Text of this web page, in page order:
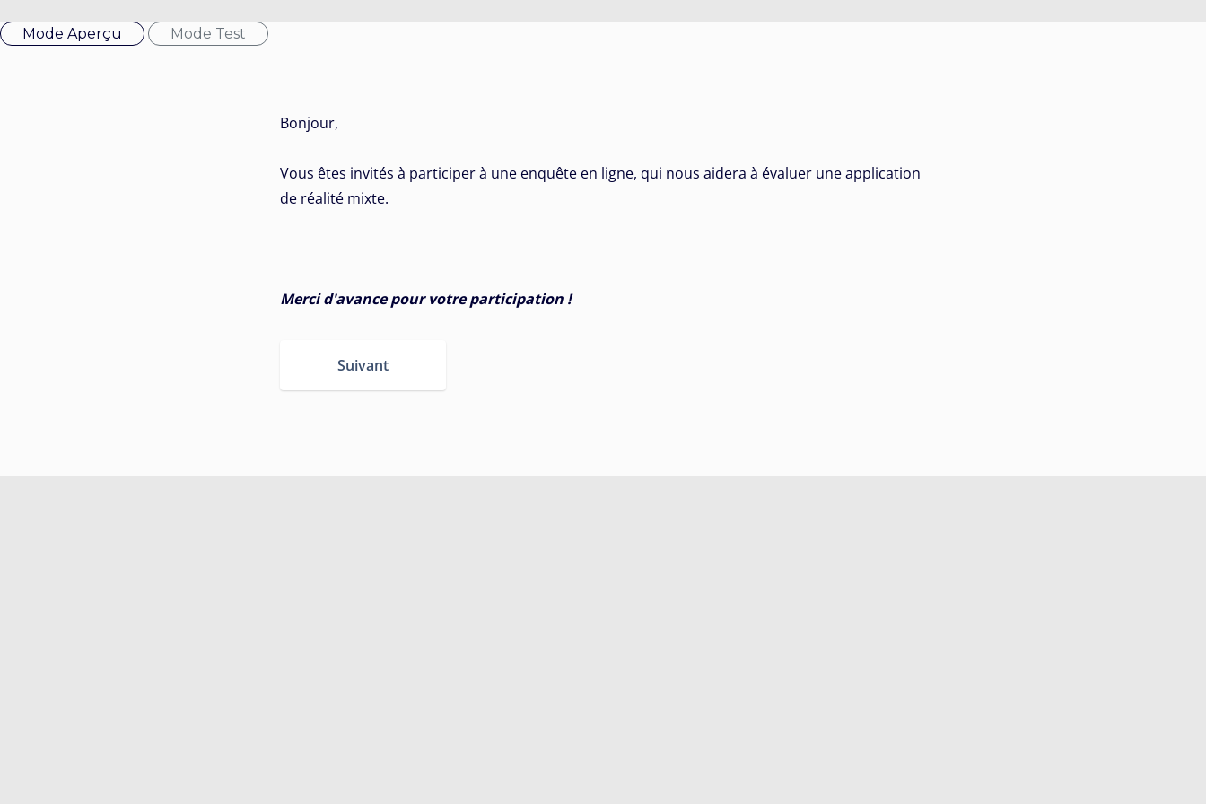
Mode Aperçu Mode Test
Bonjour,
Vous êtes invités à participer à une enquête en ligne, qui nous aidera à évaluer une application
de réalité mixte.
Merci d'avance pour votre participation !